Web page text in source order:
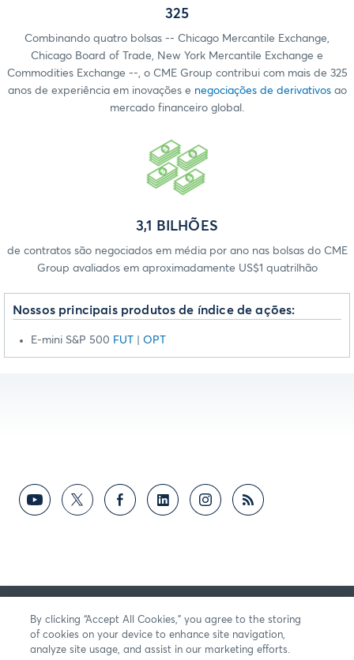
325
Combinando quatro bolsas -- Chicago Mercantile Exchange,
Chicago Board of Trade, New York Mercantile Exchange e
Commodities Exchange --, o CME Group contribui com mais de 325
anos de experiência em inovações e negociações de derivativosao
mercado financeiro global.
3,1 BILHÕES
de contratos são negociados em média por ano nas bolsas do CME
Group avaliados em aproximadamente US$1 quatrilhão
Nossos principais produtos de índice de ações:
E-mini S&P 500 FUT |OPT
OPINIÃO
By clicking “Accept All Cookies,” you agree to the storing
of cookies on your device to enhance site navigation,
analyze site usage, and assist in our marketing efforts.